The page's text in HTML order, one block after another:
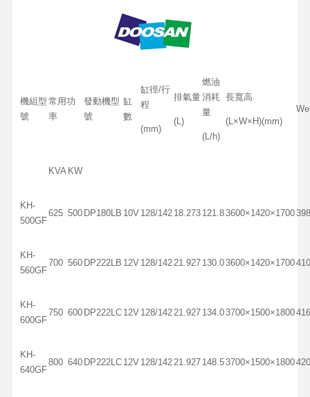
機組型
號
常用功
率
發動機型
號
缸
數
缸徑/行
程
(mm)
排氣量
(L)
燃油
消耗
量
(L/h)
長寬高
(L×W×H)(mm)
KVA KW
KH-
500GF
625 500 DP180LB 10V 128/142 18.273 121.83600×1420×1700
KH-
560GF
700 560 DP222LB 12V 128/14221.927 130.03600×1420×1700
KH-
600GF
750 600 DP222LC 12V 128/14221.927 134.03700×1500×1800
KH-
640GF
800 640 DP222LC 12V 128/14221.927 148.53700×1500×1800